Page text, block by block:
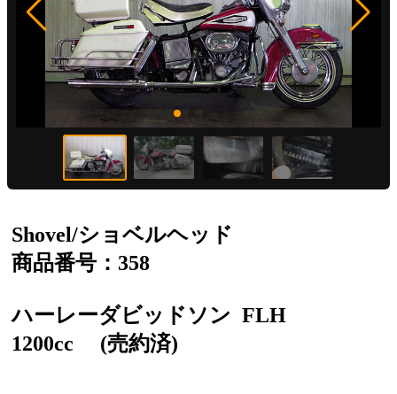
Shovel/ショベルヘッド
商品番号：358
ハーレーダビッドソン FLH
1200cc
(売約済)